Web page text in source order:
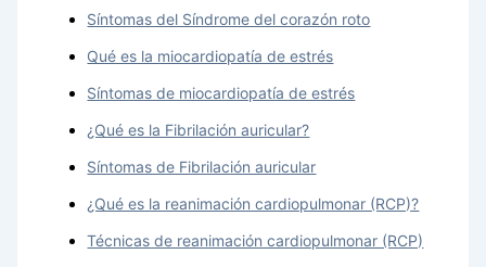
Síntomas del Síndrome del corazón roto
Qué es la miocardiopatía de estrés
Síntomas de miocardiopatía de estrés
¿Qué es la Fibrilación auricular?
Síntomas de Fibrilación auricular
¿Qué es la reanimación cardiopulmonar (RCP)?
Técnicas de reanimación cardiopulmonar (RCP)